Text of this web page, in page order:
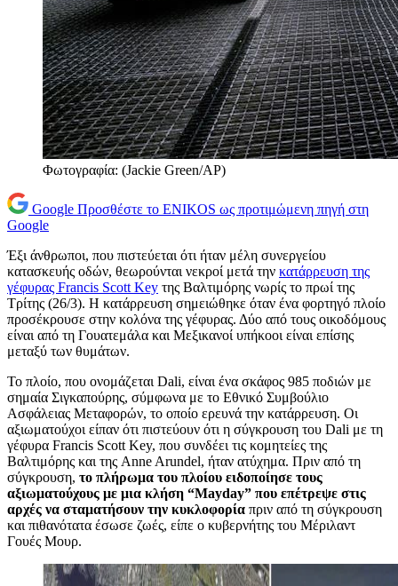
Φωτογραφία: (Jackie Green/AP)
Google Προσθέστε το ENIKOS ως προτιμώμενη πηγή στη
Google
Έξι άνθρωποι, που πιστεύεται ότι ήταν μέλη συνεργείου
κατασκευής οδών, θεωρούνται νεκροί μετά την κατάρρευση της
γέφυρας Francis Scott Key της Βαλτιμόρης νωρίς το πρωί της
Τρίτης (26/3). Η κατάρρευση σημειώθηκε όταν ένα φορτηγό πλοίο
προσέκρουσε στην κολόνα της γέφυρας. Δύο από τους οικοδόμους
είναι από τη Γουατεμάλα και Μεξικανοί υπήκοοι είναι επίσης
μεταξύ των θυμάτων.
Το πλοίο, που ονομάζεται Dali, είναι ένα σκάφος 985 ποδιών με
σημαία Σιγκαπούρης, σύμφωνα με το Εθνικό Συμβούλιο
Ασφάλειας Μεταφορών, το οποίο ερευνά την κατάρρευση. Οι
αξιωματούχοι είπαν ότι πιστεύουν ότι η σύγκρουση του Dali με τη
γέφυρα Francis Scott Key, που συνδέει τις κομητείες της
Βαλτιμόρης και της Anne Arundel, ήταν ατύχημα. Πριν από τη
σύγκρουση, το πλήρωμα του πλοίου ειδοποίησε τους
αξιωματούχους με μια κλήση “Mayday” που επέτρεψε στις
αρχές να σταματήσουν την κυκλοφορία πριν από τη σύγκρουση
και πιθανότατα έσωσε ζωές, είπε ο κυβερνήτης του Μέριλαντ
Γουές Μουρ.